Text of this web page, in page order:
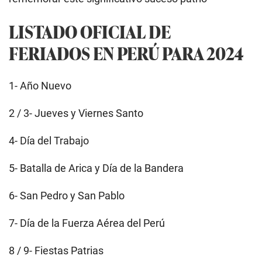
LISTADO OFICIAL DE
FERIADOS EN PERÚ PARA 2024
1- Año Nuevo
2 / 3- Jueves y Viernes Santo
4- Día del Trabajo
5- Batalla de Arica y Día de la Bandera
6- San Pedro y San Pablo
7- Día de la Fuerza Aérea del Perú
8 / 9- Fiestas Patrias